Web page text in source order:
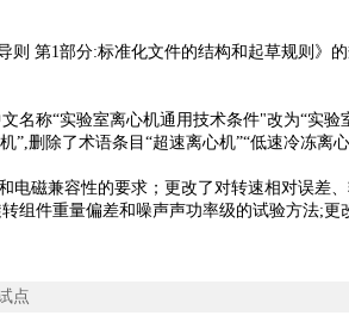
第1部分:标准化文件的结构和起草规则》的
“实验室离心机通用技术条件"改为“实验室
”,删除了术语条目“超速离心机”“低速冷冻离
磁兼容性的要求；更改了对转速相对误差
组件重量偏差和噪声声功率级的试验方法;更
点